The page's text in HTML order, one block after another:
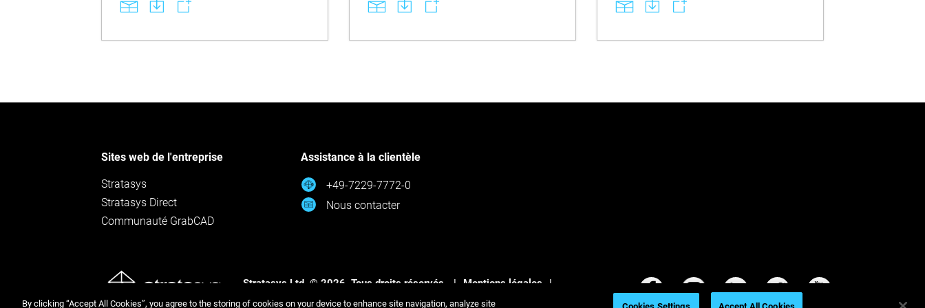
préserver l’ajustement et la durabilité.
imprimées en 3D de nouvelle génération
manipulation et de maintenance, bénéficiez
dispositifs dentaires monolithiques.
VEUILLEZ NOTER : Ce texte a été traduit
le nettoyage quotidien avec des brosses
nettoyants pour prothèses ou du savon
confort constant en suivant les
monolithiques en couleur intégrale.
VEUILLEZ NOTER : Ce texte a été traduit
monolithic, full-color dentures and other
print, eliminating manual assembly and
efficiency that transforms both clinical
Sites web de l'entreprise
Stratasys
Stratasys Direct
Communauté GrabCAD
Assistance à la clientèle
+49-7229-7772-0
Nous contacter
Stratasys Ltd. © 2026. Tous droits réservés.
Mentions légales
By clicking “Accept All Cookies”, you agree to the storing of cookies on your device to enhance site navigation, analyze site